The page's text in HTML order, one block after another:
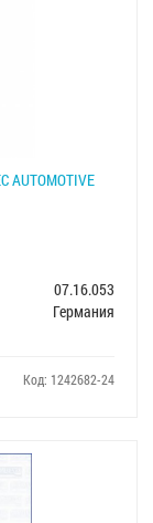
AUTOMOTIVE
07.16.053
Германия
Код: 1242682-24